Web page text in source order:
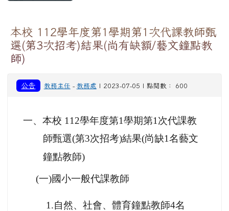
本校 112學年度第1學期第1次代課教師甄
選(第3次招考)結果(尚有缺額/藝文鐘點教
師)
公告 教務主任 - 教務處 | 2023-07-05 | 點閱數： 600
一、本校 112學年度第1學期第1次代課教
師甄選(第3次招考)結果(尚缺1名藝文
鐘點教師)
(一)國小一般代課教師
1.自然、社會、體育鐘點教師4名